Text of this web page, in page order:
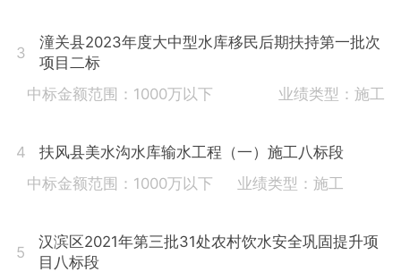
3
潼关县2023年度大中型水库移民后期扶持第一批次
项目二标
中标金额范围：1000万以下
业绩类型：施工
4
扶风县美水沟水库输水工程（一）施工八标段
中标金额范围：1000万以下
业绩类型：施工
5
汉滨区2021年第三批31处农村饮水安全巩固提升项
目八标段